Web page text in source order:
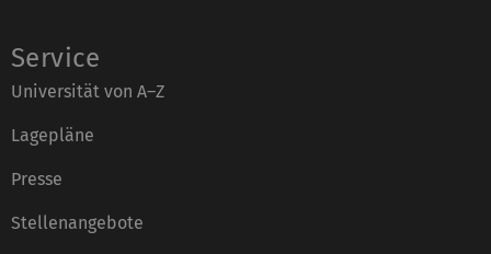
Service
Universität von A–Z
Lagepläne
Presse
Stellenangebote